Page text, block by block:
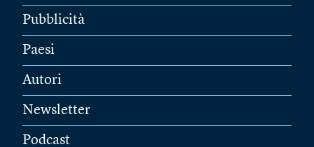
Pubblicità
Paesi
Autori
Newsletter
Podcast